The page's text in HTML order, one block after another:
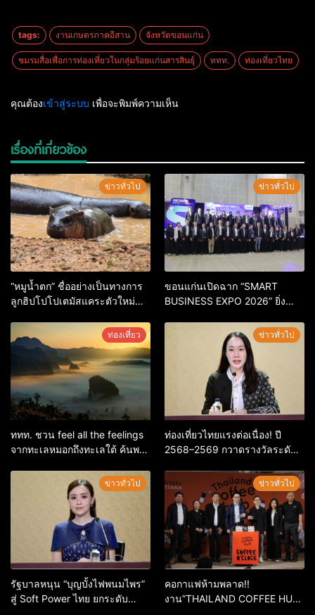
tags: งานเกษตรภาคอีสาน จังหวัดขอนแก่น
ชมรมสื่อเพื่อการท่องเที่ยวในกลุ่มร้อยแก่นสารสินธุ์ ททท. ท่องเที่ยวไทย
คุณต้องเข้าสู่ระบบ เพื่อจะพิมพ์ความเห็น
เรื่องที่เกี่ยวข้อง
ข่าวทั่วไป
“หมูน้ำตก” ชื่ออย่างเป็นทางการ
ลูกฮิปโปโปเตมัสแคระตัวใหม่
กิจกรรมร่วมโหวตชนะกว่า
10,000 คะแนน
ข่าวทั่วไป
ขอนแก่นเปิดฉาก “SMART
BUSINESS EXPO 2026” ยิ่ง
ระดับเศรษฐกิจดิจิทัลอีสาน
ท่องเที่ยว
ททท. ชวน feel all the feelings
จากทะเลหมอกถึงทะเลใต้ ค้นพบ
ข่าวทั่วไป
ท่องเที่ยวไทยแรงต่อเนื่อง! ปี
2568–2569 กวาดรางวัลระดับ
จุดหมายปลายทางนักท่องเที่ยว
จากทั่วโลก
ข่าวทั่วไป
รัฐบาลหนุน “บุญบั้งไฟพนมไพร”
สู่ Soft Power ไทย ยกระดับ
ข่าวทั่วไป
คอกาแฟห้ามพลาด!!
งาน”THAILAND COFFEE HUB